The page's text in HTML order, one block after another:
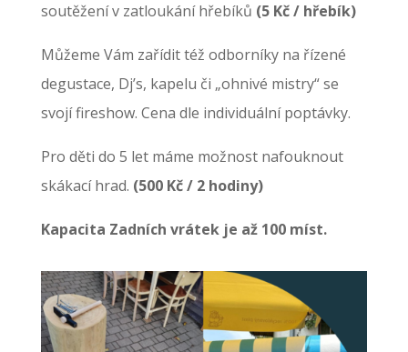
soutěžení v zatloukání hřebíků (5 Kč / hřebík)
Můžeme Vám zařídit též odborníky na řízené
degustace, Dj’s, kapelu či „ohnivé mistry“ se
svojí fireshow. Cena dle individuální poptávky.
Pro děti do 5 let máme možnost nafouknout
skákací hrad. (500 Kč / 2 hodiny)
Kapacita Zadních vrátek je až 100 míst.